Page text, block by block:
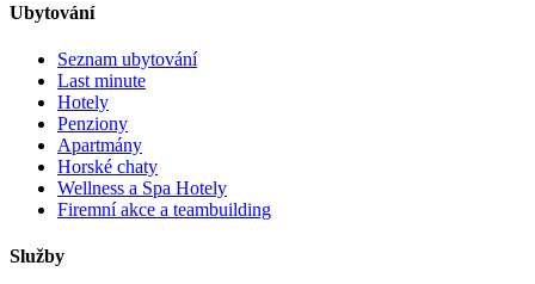
Ubytování
Seznam ubytování
Last minute
Hotely
Penziony
Apartmány
Horské chaty
Wellness a Spa Hotely
Firemní akce a teambuilding
Služby